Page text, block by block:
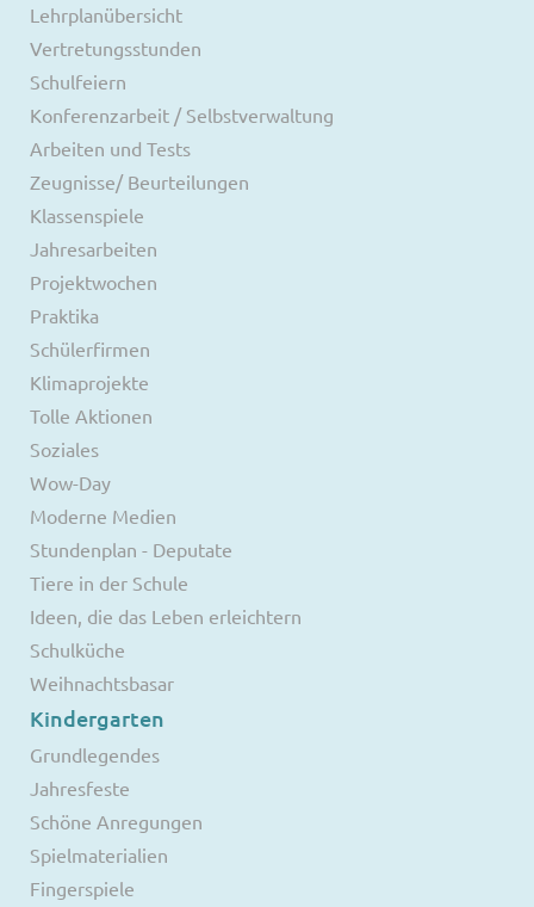
Lehrplanübersicht
Vertretungsstunden
Schulfeiern
Konferenzarbeit / Selbstverwaltung
Arbeiten und Tests
Zeugnisse/ Beurteilungen
Klassenspiele
Jahresarbeiten
Projektwochen
Praktika
Schülerfirmen
Klimaprojekte
Tolle Aktionen
Soziales
Wow-Day
Moderne Medien
Stundenplan - Deputate
Tiere in der Schule
Ideen, die das Leben erleichtern
Schulküche
Weihnachtsbasar
Kindergarten
Grundlegendes
Jahresfeste
Schöne Anregungen
Spielmaterialien
Fingerspiele